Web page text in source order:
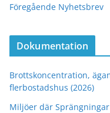
Föregående Nyhetsbrev
Dokumentation
Brottskoncentration,
flerbostadshus (2026)
Miljöer där